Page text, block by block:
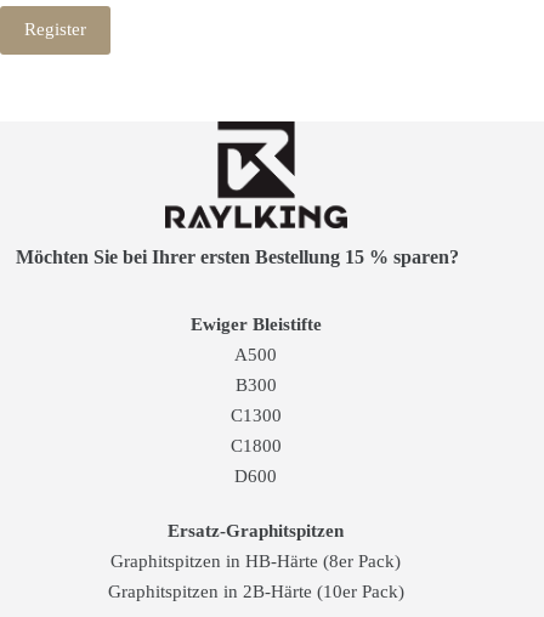
Register
Möchten Sie bei Ihrer ersten Bestellung 15 % sparen?
Ewiger Bleistifte
A500
B300
C1300
C1800
D600
Ersatz-Graphitspitzen
Graphitspitzen in HB-Härte (8er Pack)
Graphitspitzen in 2B-Härte (10er Pack)